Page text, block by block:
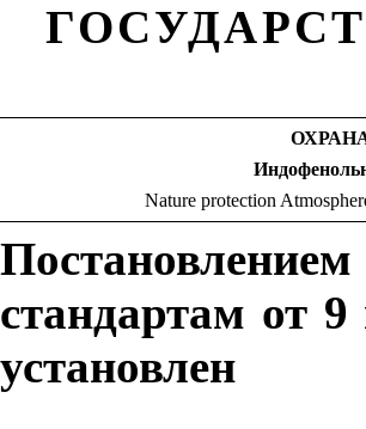
Nature protection
стандартам от
установлен